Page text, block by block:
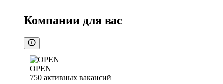
Компании для вас
OPEN
750 активных вакансий